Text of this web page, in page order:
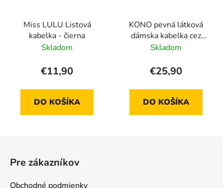
Miss LULU Listová
kabelka - čierna
Skladom
€11,90
DO KOŠÍKA
KONO pevná látková
dámska kabelka cez
rameno - Fuchsia
Skladom
€25,90
DO KOŠÍKA
Pre zákazníkov
Obchodné podmienky